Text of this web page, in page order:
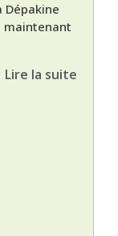
Dépakine
maintenant
Lire la suite